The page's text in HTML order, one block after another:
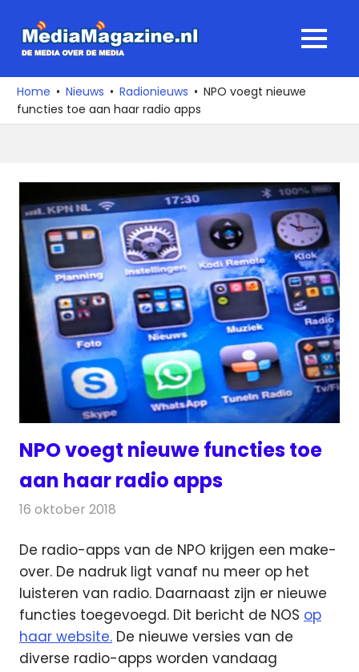
naar
media
over
de
MENU
Home Nieuws Radionieuws
NPO voegt nieuwe
functies toe aan haar radio apps
NPO voegt nieuwe functies toe
aan haar radio apps
16 oktober 2018
De radio-apps van de NPO krijgen een make-
over. De nadruk ligt vanaf nu meer op het
luisteren van radio. Daarnaast zijn er nieuwe
functies toegevoegd. Dit bericht de NOS op
haar website. De nieuwe versies van de
diverse radio-apps worden vandaag